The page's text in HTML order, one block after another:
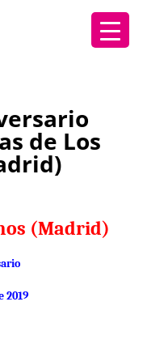
de Los
(Madrid)
2019